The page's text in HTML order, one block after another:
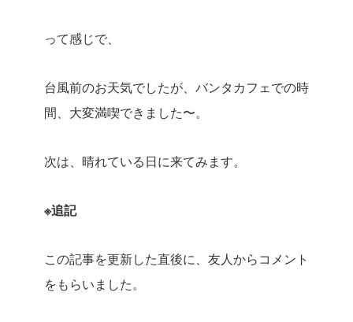
って感じで、
台風前のお天気でしたが、バンタカフェでの時
間、大変満喫できました〜。
次は、晴れている日に来てみます。
※追記
この記事を更新した直後に、友人からコメント
をもらいました。